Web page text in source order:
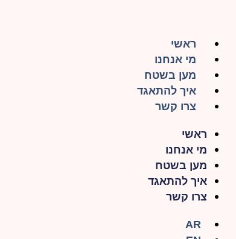
ראשי
מי אנחנו
מען בשטח
איך להתאגד
צרו קשר
ראשי
מי אנחנו
מען בשטח
איך להתאגד
צרו קשר
AR